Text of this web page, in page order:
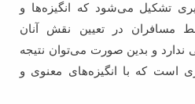
تشکیل می‌شود که انگیزه‌ها و
مسافران در تعیین نقش آنان
ندارد و بدین صورت می‌توان نتیجه
است که با انگیزه‌های معنوی و